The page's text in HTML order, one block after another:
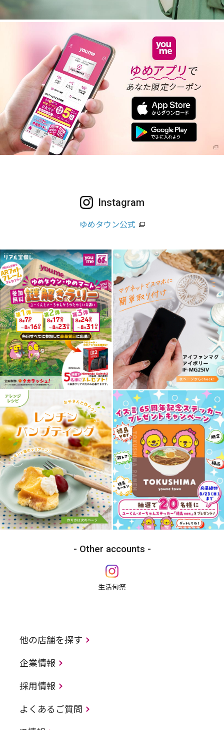
Instagram
ゆめタウン公式
Other accounts
生活旬祭
他の店舗を探す
企業情報
採用情報
よくあるご質問